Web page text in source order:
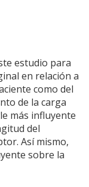
estudio para
en relación a
como del
de la carga
más influyente
del
Así mismo,
sobre la